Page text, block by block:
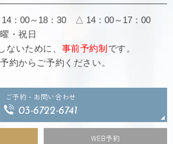
：00～18：30
△ 14：00～17：00
・祝日
ないために、 事前予約制 です。
約からご予約ください。
ご予約・お問い合わせ
03-6722-6741
WEB予約